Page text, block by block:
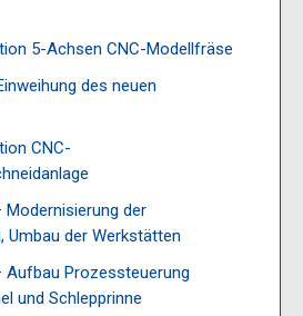
5-Achsen CNC-Modellfräse
des neuen
CNC-
Modernisierung der
Umbau der Werkstätten
Aufbau Prozessteuerung
und Schlepprinne